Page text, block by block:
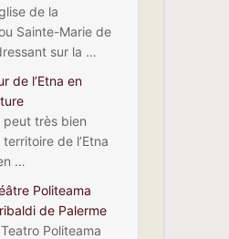
de la
Sainte-Marie de
sur la …
de l’Etna en
peut très bien
de l’Etna
…
Politeama
de Palerme
Politeama